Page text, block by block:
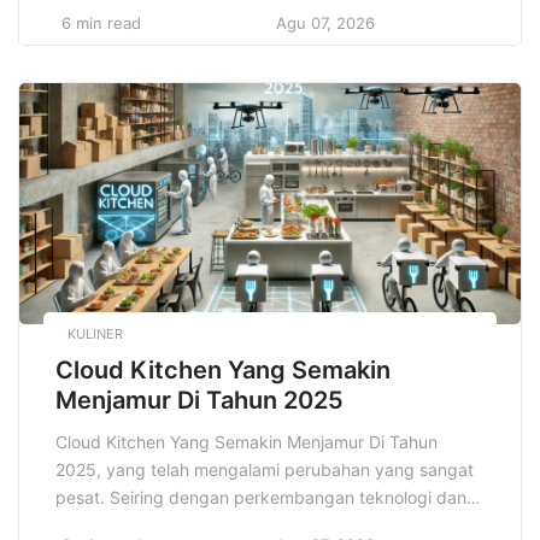
teknologi ini juga membuka pintu untuk
waktu nyata, seperti kendaraan otonom, operasi
medis jarak jauh, dan perangkat pintar yang
terhubung. Kecepatan tinggi […]
6 min read Agu 07, 2026
KULINER
Cloud Kitchen Yang Semakin
Menjamur Di Tahun 2025
Cloud Kitchen Yang Semakin Menjamur Di Tahun
2025, yang telah mengalami perubahan yang sangat
pesat. Seiring dengan perkembangan teknologi dan